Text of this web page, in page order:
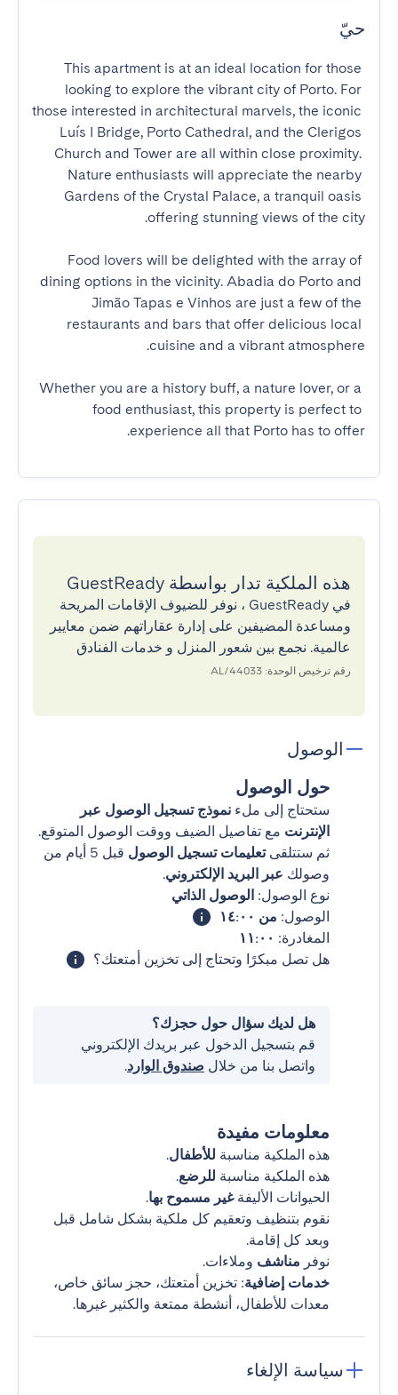
حيّ
This apartment is at an ideal location for those
looking to explore the vibrant city of Porto. For
those interested in architectural marvels, the iconic
Luís I Bridge, Porto Cathedral, and the Clerigos
Church and Tower are all within close proximity.
Nature enthusiasts will appreciate the nearby
Gardens of the Crystal Palace, a tranquil oasis
Food lovers will be delighted with the array of
dining options in the vicinity. Abadia do Porto and
Jimão Tapas e Vinhos are just a few of the
restaurants and bars that offer delicious local
Whether you are a history buff, a nature lover, or a
food enthusiast, this property is perfect to
experience all that Porto has to offer.
هذه الملكية تدار بواسطة GuestReady
في GuestReady ، نوفر للضيوف الإقامات المريحة
ومساعدة المضيفين على إدارة عقاراتهم ضمن معايير
عالمية. نجمع بين شعور المنزل و خدمات الفنادق
رقم ترخيص الوحدة: 44033/AL
الوصول
حول الوصول
ستحتاج إلى ملء نموذج تسجيل الوصول عبر
الإنترنت مع تفاصيل الضيف ووقت الوصول المتوقع.
ثم ستتلقىتعليمات تسجيل الوصول
قبل 5 أيام من
وصولك عبر البريد الإلكتروني.
نوع الوصول: الوصول الذاتي
الوصول: من ١٤:٠٠
المغادرة: ١١:٠٠
هل تصل مبكرًا وتحتاج إلى تخزين أمتعتك؟
هل لديك سؤال حول حجزك؟
قم بتسجيل الدخول عبر بريدك الإلكتروني
واتصل بنا من خلال صندوق الوارد.
معلومات مفيدة
هذه الملكية مناسبة للأطفال.
هذه الملكية مناسبة للرضع.
الحيوانات الأليفةغير مسموح بها.
نقوم بتنظيف وتعقيم كل ملكية بشكل شامل قبل
وبعد كل إقامة.
نوفر مناشف وملاءات.
خدمات إضافية: تخزين أمتعتك، حجز سائق خاص،
معدات للأطفال، أنشطة ممتعة والكثير غيرها.
سياسة الإلغاء